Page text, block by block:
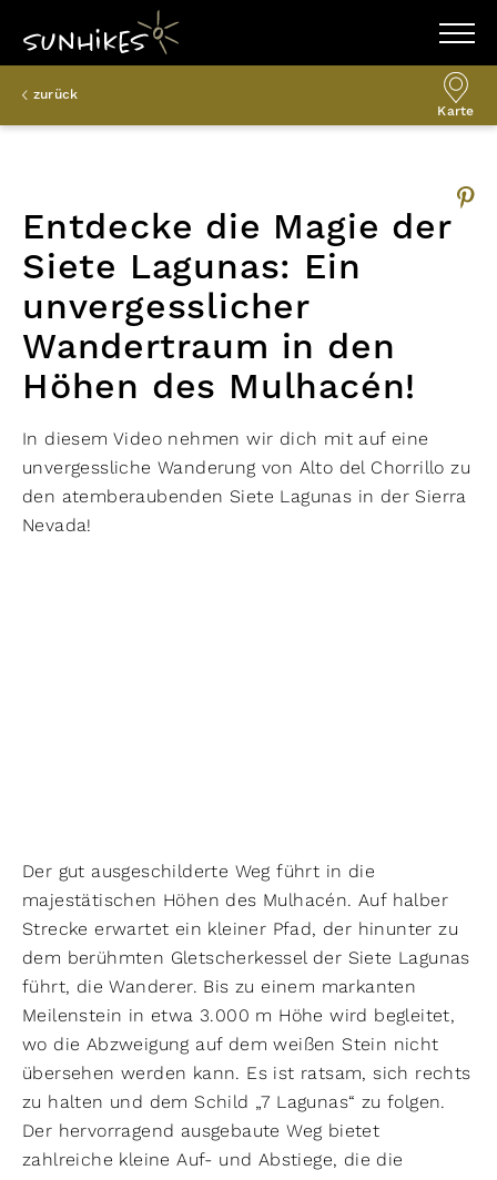
WANDERZIELE
ENTDECKEN
zurück
Karte
Entdecke die Magie der
Siete Lagunas: Ein
unvergesslicher
Wandertraum in den
Höhen des Mulhacén!
In diesem Video nehmen wir dich mit auf eine
unvergessliche Wanderung von Alto del Chorrillo zu
den atemberaubenden Siete Lagunas in der Sierra
Nevada!
Der gut ausgeschilderte Weg führt in die
majestätischen Höhen des Mulhacén. Auf halber
Strecke erwartet ein kleiner Pfad, der hinunter zu
dem berühmten Gletscherkessel der Siete Lagunas
führt, die Wanderer. Bis zu einem markanten
Meilenstein in etwa 3.000 m Höhe wird begleitet,
wo die Abzweigung auf dem weißen Stein nicht
übersehen werden kann. Es ist ratsam, sich rechts
zu halten und dem Schild „7 Lagunas“ zu folgen.
Der hervorragend ausgebaute Weg bietet
zahlreiche kleine Auf- und Abstiege, die die